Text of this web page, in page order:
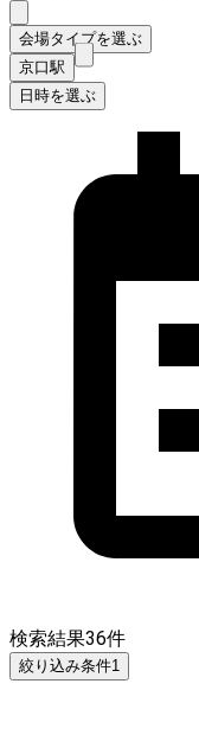
会場タイプを選ぶ
京口駅
日時を選ぶ
検索結果36件
絞り込み条件1